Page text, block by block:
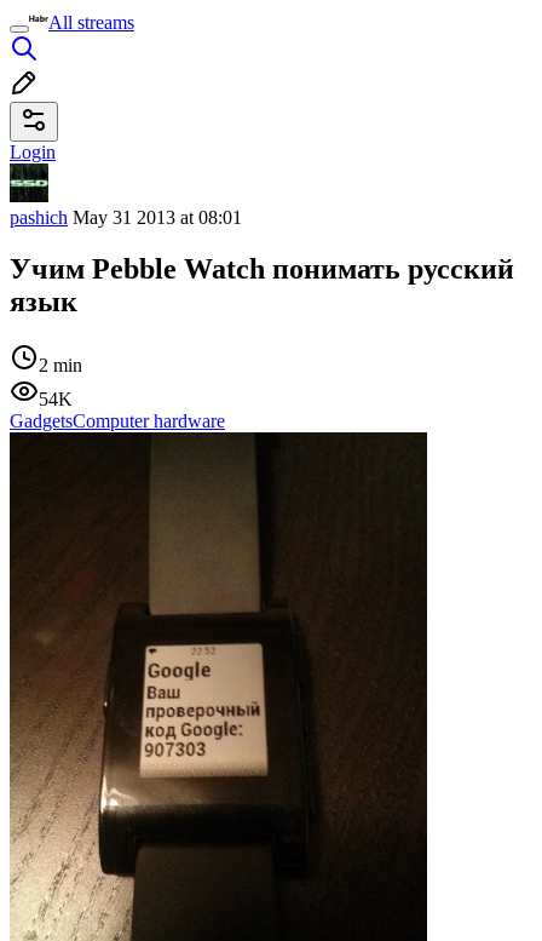
All streams
Login
pashich May 31 2013 at 08:01
Учим Pebble Watch понимать русский
язык
2 min
54K
GadgetsComputer hardware